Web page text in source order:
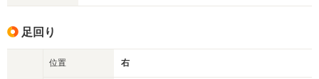
足回り
位置 右